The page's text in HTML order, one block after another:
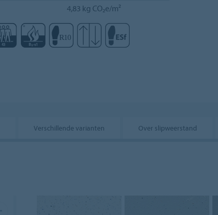
4,83 kg CO₂e/m²
Verschillende varianten Over slipweerstand